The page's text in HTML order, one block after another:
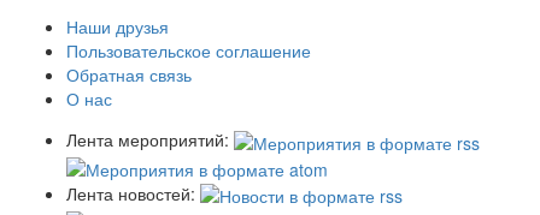
Наши друзья
Пользовательское соглашение
Обратная связь
О нас
Лента мероприятий:
Лента новостей: